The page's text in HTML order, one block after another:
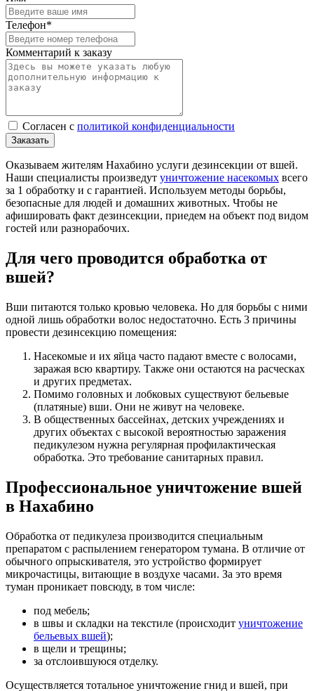
Телефон*
Комментарий к заказу
Cогласен с политикой конфиденциальности
Заказать
Оказываем жителям Нахабино услуги дезинсекции от вшей.
Наши специалисты произведут уничтожение насекомых всего
за 1 обработку и с гарантией. Используем методы борьбы,
безопасные для людей и домашних животных. Чтобы не
афишировать факт дезинсекции, приедем на объект под видом
гостей или разнорабочих.
Для чего проводится обработка от
вшей?
Вши питаются только кровью человека. Но для борьбы с ними
одной лишь обработки волос недостаточно. Есть 3 причины
провести дезинсекцию помещения:
Насекомые и их яйца часто падают вместе с волосами,
заражая всю квартиру. Также они остаются на расческах
и других предметах.
Помимо головных и лобковых существуют бельевые
(платяные) вши. Они не живут на человеке.
В общественных бассейнах, детских учреждениях и
других объектах с высокой вероятностью заражения
педикулезом нужна регулярная профилактическая
обработка. Это требование санитарных правил.
Профессиональное уничтожение вшей
в Нахабино
Обработка от педикулеза производится специальным
препаратом с распылением генератором тумана. В отличие от
обычного опрыскивателя, это устройство формирует
микрочастицы, витающие в воздухе часами. За это время
туман проникает повсюду, в том числе:
под мебель;
в швы и складки на текстиле (происходит уничтожение
бельевых вшей);
в щели и трещины;
за отслоившуюся отделку.
Осуществляется тотальное уничтожение гнид и вшей, при